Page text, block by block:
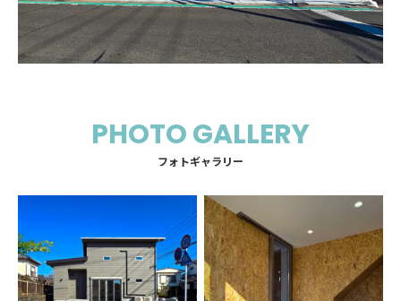
PHOTO GALLERY
フォトギャラリー